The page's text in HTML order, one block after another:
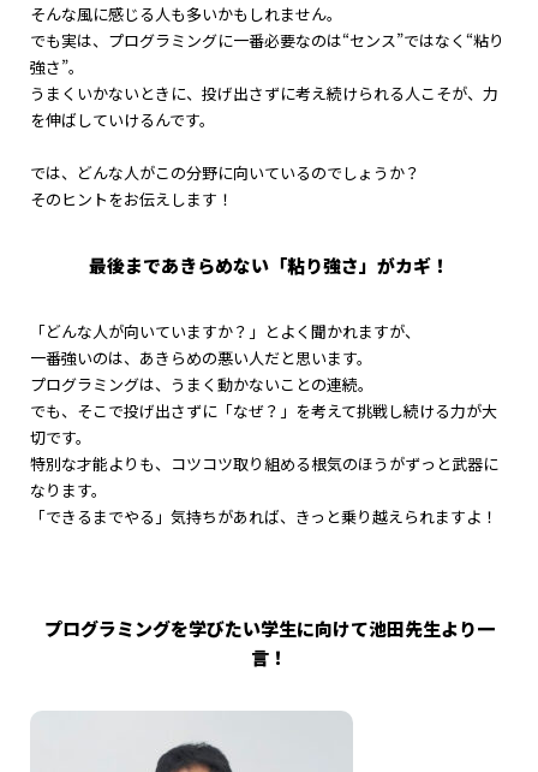
そんな風に感じる人も多いかもしれません。
でも実は、プログラミングに一番必要なのは“センス”ではなく“粘り
強さ”。
うまくいかないときに、投げ出さずに考え続けられる人こそが、力
を伸ばしていけるんです。
では、どんな人がこの分野に向いているのでしょうか？
そのヒントをお伝えします！
最後まであきらめない「粘り強さ」がカギ！
「どんな人が向いていますか？」とよく聞かれますが、
一番強いのは、あきらめの悪い人だと思います。
プログラミングは、うまく動かないことの連続。
でも、そこで投げ出さずに「なぜ？」を考えて挑戦し続ける力が大
切です。
特別な才能よりも、コツコツ取り組める根気のほうがずっと武器に
なります。
「できるまでやる」気持ちがあれば、きっと乗り越えられますよ！
プログラミングを学びたい学生に向けて池田先生より一
言！